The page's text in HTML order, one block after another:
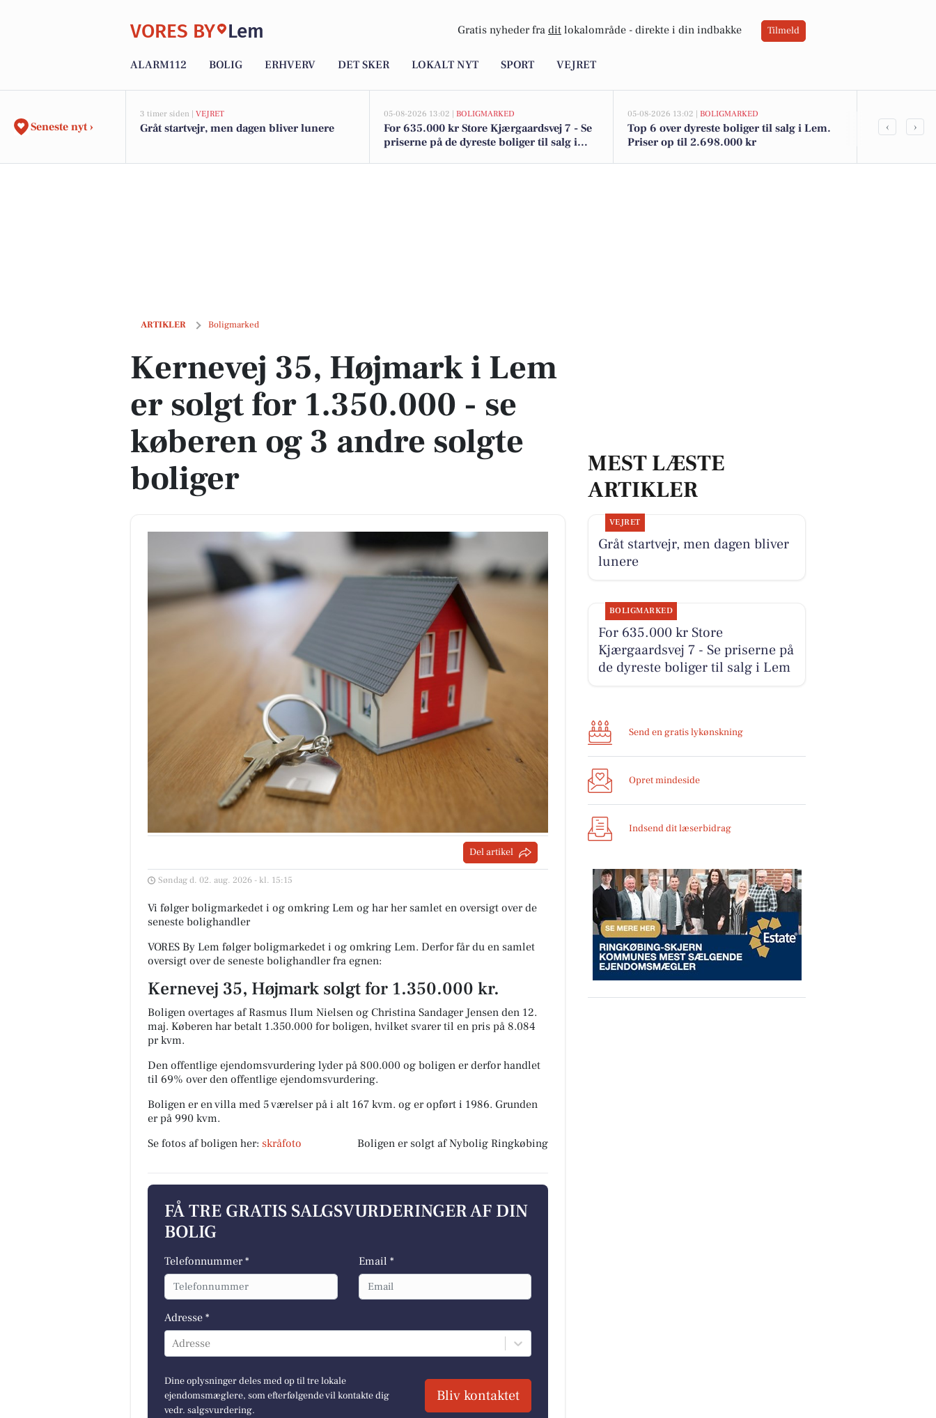
VORES BY Lem Gratis nyheder fra dit lokalområde - direkte i din indbakke Tilmeld
ALARM112 BOLIG ERHVERV DET SKER LOKALT NYT SPORT VEJRET
Seneste nyt ›
3 timer siden | VEJRET
Gråt startvejr, men dagen bliver lunere
05-08-2026 13:02 | BOLIGMARKED
For 635.000 kr Store Kjærgaardsvej 7 - Se
priserne på de dyreste boliger til salg i
05-08-2026 13:02 | BOLIGMARKED
Top 6 over dyreste boliger til salg i Lem.
Priser op til 2.698.000 kr
Spier PS
‹ ›
ARTIKLER Boligmarked
Kernevej 35, Højmark i Lem er solgt for 1.350.000 - se køberen og 3 andre solgte boliger
Kernevej 35, Højmark i Lem
er solgt for 1.350.000 - se
køberen og 3 andre solgte
boliger
Del artikel
Søndag d. 02. aug. 2026 - kl. 15:15
Vi følger boligmarkedet i og omkring Lem og har her samlet en oversigt over de
seneste bolighandler
VORES By Lem følger boligmarkedet i og omkring Lem. Derfor får du en samlet
oversigt over de seneste bolighandler fra egnen:
Kernevej 35, Højmark solgt for 1.350.000 kr.
Boligen overtages af Rasmus Ilum Nielsen og Christina Sandager Jensen den 12.
maj. Køberen har betalt 1.350.000 for boligen, hvilket svarer til en pris på 8.084
pr kvm.
Den offentlige ejendomsvurdering lyder på 800.000 og boligen er derfor handlet
til 69% over den offentlige ejendomsvurdering.
Boligen er en villa med 5 værelser på i alt 167 kvm. og er opført i 1986. Grunden
er på 990 kvm.
Se fotos af boligen her: skråfoto Boligen er solgt af Nybolig Ringkøbing
FÅ TRE GRATIS SALGSVURDERINGER AF DIN
BOLIG
Telefonnummer * Email *
Adresse *
Adresse
Dine oplysninger deles med op til tre lokale
ejendomsmæglere, som efterfølgende vil kontakte dig
vedr. salgsvurdering.
Bliv kontaktet
MEST LÆSTE
ARTIKLER
VEJRET
Gråt startvejr, men dagen bliver
lunere
BOLIGMARKED
For 635.000 kr Store
Kjærgaardsvej 7 - Se priserne på
de dyreste boliger til salg i Lem
Send en gratis lykønskning
Opret mindeside
Indsend dit læserbidrag